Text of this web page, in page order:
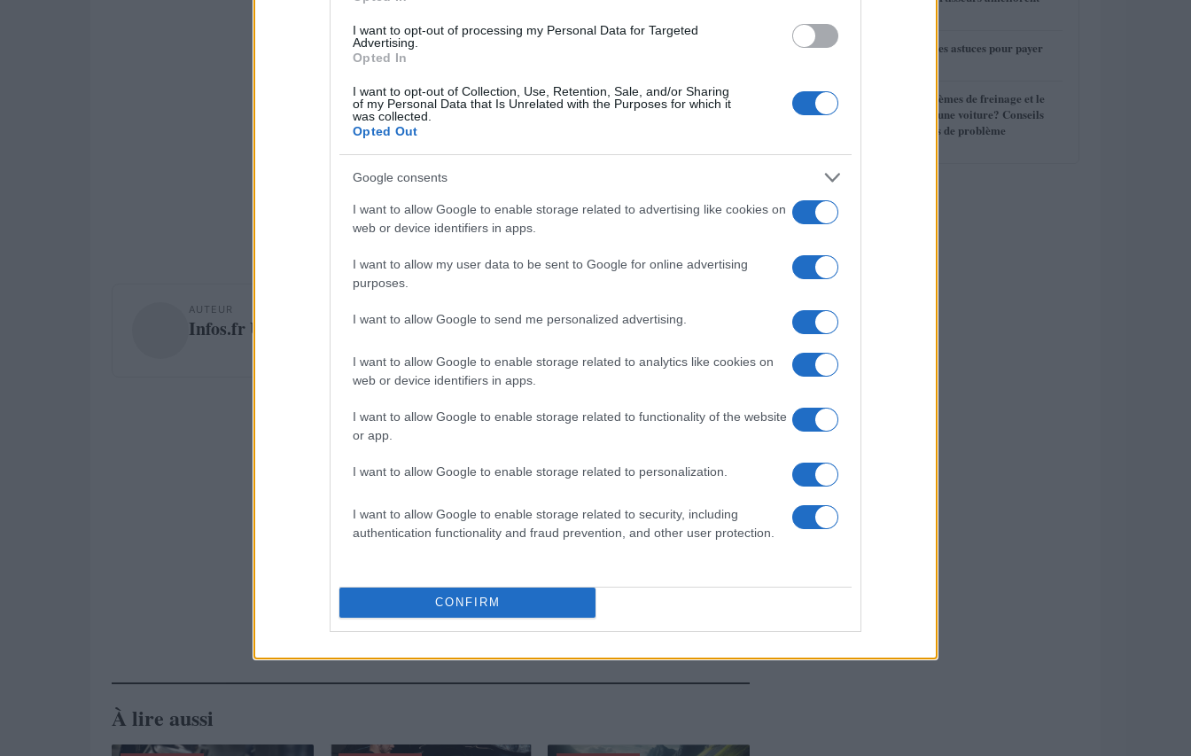
I want to opt-out of processing my Personal Data for Targeted
Advertising.
Opted In
I want to opt-out of Collection, Use, Retention, Sale, and/or Sharing
of my Personal Data that Is Unrelated with the Purposes for which it
was collected.
Opted Out
Google consents
I want to allow Google to enable storage related to advertising like cookies on
web or device identifiers in apps.
I want to allow my user data to be sent to Google for online advertising
purposes.
I want to allow Google to send me personalized advertising.
I want to allow Google to enable storage related to analytics like cookies on
web or device identifiers in apps.
I want to allow Google to enable storage related to functionality of the website
or app.
I want to allow Google to enable storage related to personalization.
I want to allow Google to enable storage related to security, including
authentication functionality and fraud prevention, and other user protection.
CONFIRM
AUTEUR
Infos.fr Unit
À lire aussi
4
Assurance auto : les astuces pour payer
5
Quels sont les systèmes de freinage et le
liquide de frein d’une voiture? Conseils
d’entretien, Signes de problème